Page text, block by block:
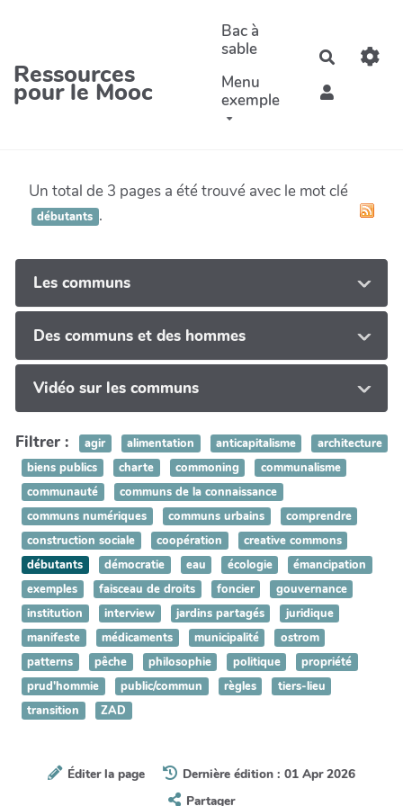
Ressources
pour le Mooc
Bac à
sable
Menu
exemple
Un total de 3 pages a été trouvé avec le mot clé
débutants .
Les communs
Des communs et des hommes
Vidéo sur les communs
Filtrer : agir alimentation anticapitalisme
architecture
biens publics
charte commoning
communalisme
communauté
communs de la connaissance
communs numériques
communs urbains
comprendre
construction sociale
coopération
creative commons
débutants
démocratie eau écologie
émancipation
exemples
faisceau de droits foncier
gouvernance
institution
interview jardins partagés
juridique
manifeste
médicaments municipalité
ostrom
patterns
pêche philosophie politique
propriété
prud'hommie
public/commun règles
tiers-lieu
transition
ZAD
Éditer la page
Dernière édition : 01 Apr 2026
Partager